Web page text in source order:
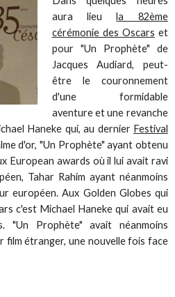
aura lieula 82ème
cérémonie des Oscars et
pour "Un Prophète" de
Jacques Audiard, peut-
être le couronnement
d'une formidable
aventure et une revanche
Haneke qui, au dernier Festival
d'or, "Un Prophète" ayant obtenu
European awards où il lui avait ravi
Tahar Rahim ayant néanmoins
européen. Aux Golden Globes qui
c'est Michael Haneke qui avait eu
"Un Prophète" avait néanmoins
film étranger, une nouvelle fois face